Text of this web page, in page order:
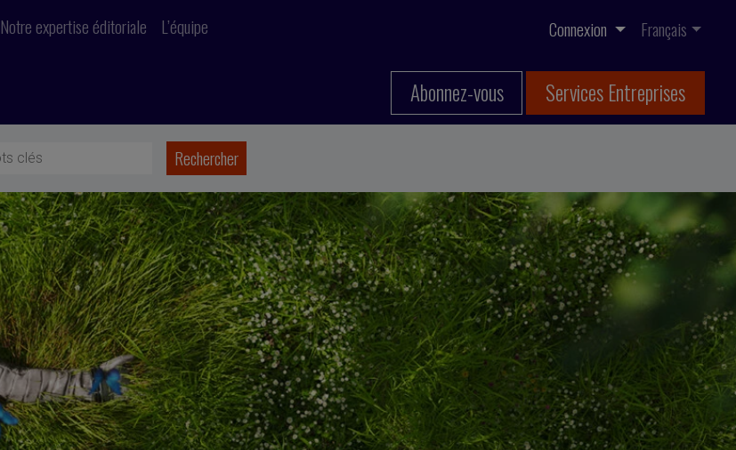
Notre expertise éditoriale L’équipe Connexion Français
Abonnez-vous Services Entreprises